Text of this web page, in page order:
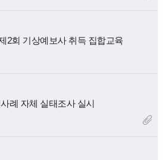
2회 기상예보사 취득 집합교육
례 자체 실태조사 실시